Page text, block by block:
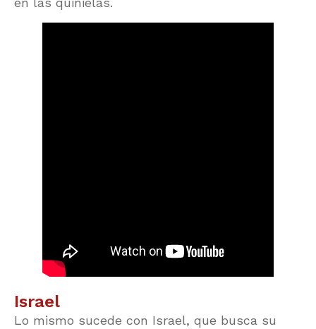
Israel
Lo mismo sucede con Israel, que busca su